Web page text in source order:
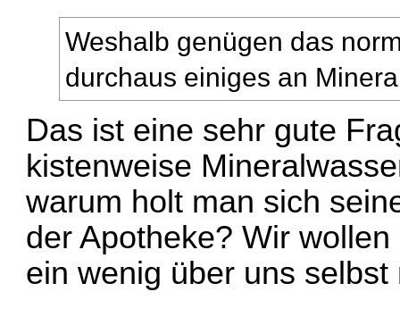
Weshalb genügen das
durchaus einiges an
Das ist eine sehr gute
kistenweise
warum holt man sich
der Apotheke? Wir
ein wenig über uns selbst